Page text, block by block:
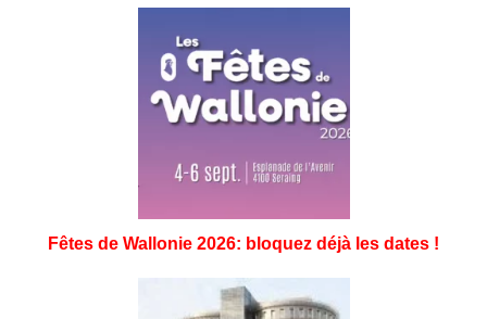
Fêtes de Wallonie 2026: bloquez déjà les dates !